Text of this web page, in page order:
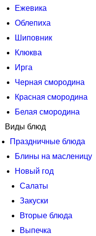
Ежевика
Облепиха
Шиповник
Клюква
Ирга
Черная смородина
Красная смородина
Белая смородина
Виды блюд
Праздничные блюда
Блины на масленицу
Новый год
Салаты
Закуски
Вторые блюда
Выпечка